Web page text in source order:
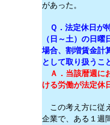
があった。
Ｑ．法定休日が
（日～土）の日
場合、割増賃金計
として取り扱うこ
Ａ．当該暦週に
ける労働が法定休
この考え方に従
企業で、ある１週